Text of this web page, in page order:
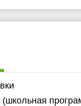
(школьная
свободных